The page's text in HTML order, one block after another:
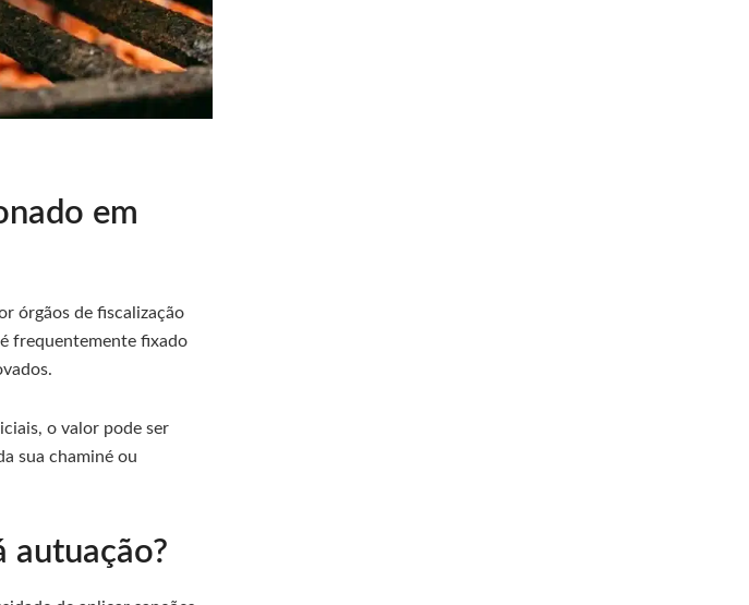
em
órgãos de fiscalização
é frequentemente fixado
o valor pode ser
sua chaminé ou
autuação?